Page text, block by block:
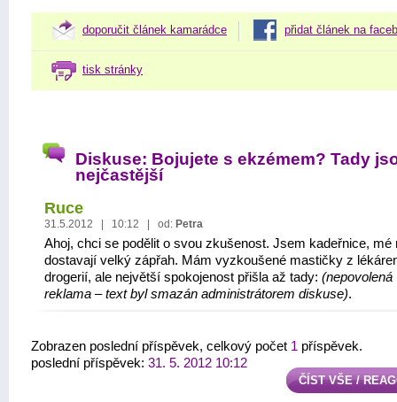
doporučit článek kamarádce přidat článek na
tisk stránky
Diskuse: Bojujete s ekzémem? Tady
nejčastější
Ruce
31.5.2012 | 10:12 | od: Petra
Ahoj, chci se podělit o svou zkušenost. Jsem kadeřnice, mé
dostavají velký zápřah. Mám vyzkoušené mastičky z
drogerií, ale největší spokojenost přišla až tady: (nepovolená
reklama – text byl smazán administrátorem diskuse).
Zobrazen poslední příspěvek, celkový počet 1 příspěvek.
poslední příspěvek: 31. 5. 2012 10:12
ČÍST VŠE /